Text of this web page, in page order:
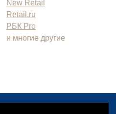
New Retail
Retail.ru
РБК Pro
и многие другие